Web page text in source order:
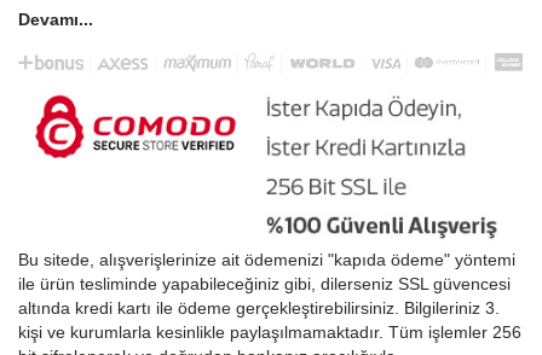
Devamı...
Bu sitede, alışverişlerinize ait ödemenizi "kapıda ödeme" yöntemi
ile ürün tesliminde yapabileceğiniz gibi, dilerseniz SSL güvencesi
altında kredi kartı ile ödeme gerçekleştirebilirsiniz. Bilgileriniz 3.
kişi ve kurumlarla kesinlikle paylaşılmamaktadır. Tüm işlemler 256